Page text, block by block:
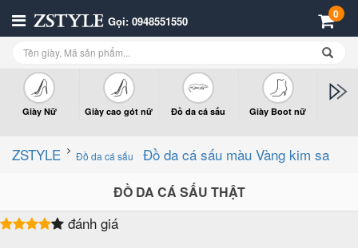
Gọi: 0948551550 0
Giày Nữ Giày cao gót nữ Đồ da cá sấu Giày Boot nữ
ZSTYLE Đồ da cá sấu Đồ da cá sấu màu Vàng kim sa
ĐỒ DA CÁ SẤU THẬT
đánh giá